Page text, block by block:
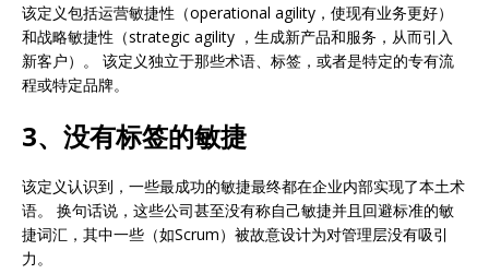
该定义包括运营敏捷性（operational agility，使现有业务更好）
和战略敏捷性（strategic agility ，生成新产品和服务，从而引入
新客户）。 该定义独立于那些术语、标签，或者是特定的专有流
程或特定品牌。
3、没有标签的敏捷
该定义认识到，一些最成功的敏捷最终都在企业内部实现了本土术
语。 换句话说，这些公司甚至没有称自己敏捷并且回避标准的敏
捷词汇，其中一些（如Scrum）被故意设计为对管理层没有吸引
力。